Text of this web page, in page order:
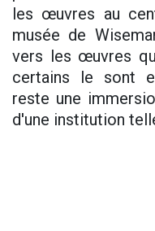
les œuvres au
musée de
vers les œuvres
certains le sont
reste une
d'une institution